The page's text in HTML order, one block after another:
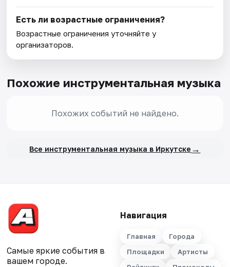
Есть ли возрастные ограничения?
Возрастные ограничения уточняйте у
организаторов.
Похожие инструментальная музыка
Похожих событий не найдено.
Все инструментальная музыка в Иркутске →
Самые яркие события в
вашем городе.
Навигация
Главная
Города
Площадки
Артисты